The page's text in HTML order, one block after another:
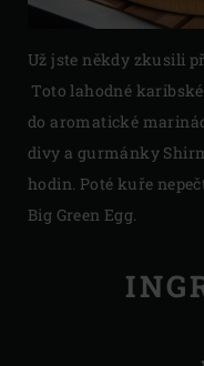
Už jste někdy zkusili
Toto lahodné
do aromatické
divy a gurmánky
hodin. Poté kuře
Big Green Egg.